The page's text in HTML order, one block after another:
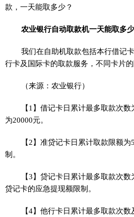
款，一天能取多少？
农业银行自动取款机一天能取多
我们在自助机取款包括本行借记
行卡及国际卡的取款服务，不同卡片的
（来源：农业银行）
【1】借记卡日累计最多取款次
为20000元。
【2】准贷记卡日累计取款限额
制。
【3】贷记卡日累计最多取款次
贷记卡的应急提现额限制。
【4】他行卡日累计最多取款次